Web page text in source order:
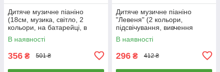
Дитяче музичне піаніно
(18см, музика, світло, 2
кольори, на батарейці, в
коробці) 855-182A
В наявності
356 ₴ 501 ₴
Дитяче музичне піаніно
"Левеня" (2 кольори,
підсвічування, вивчення
цифр, мелодії, на укр.) ТК
Group 77971
В наявності
296 ₴ 412 ₴